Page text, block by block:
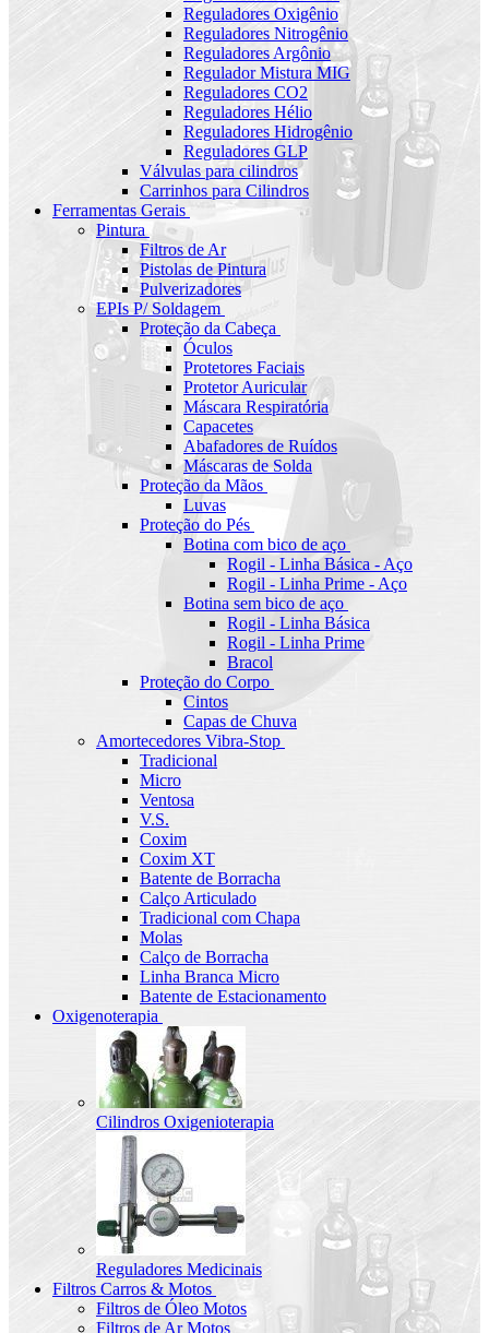
Reguladores Oxigênio
Reguladores Nitrogênio
Reguladores Argônio
Regulador Mistura MIG
Reguladores CO2
Reguladores Hélio
Reguladores Hidrogênio
Reguladores GLP
Válvulas para cilindros
Carrinhos para Cilindros
Ferramentas Gerais
Pintura
Filtros de Ar
Pistolas de Pintura
Pulverizadores
EPIs P/ Soldagem
Proteção da Cabeça
Óculos
Protetores Faciais
Protetor Auricular
Máscara Respiratória
Capacetes
Abafadores de Ruídos
Máscaras de Solda
Proteção da Mãos
Luvas
Proteção do Pés
Botina com bico de aço
Rogil - Linha Básica - Aço
Rogil - Linha Prime - Aço
Botina sem bico de aço
Rogil - Linha Básica
Rogil - Linha Prime
Bracol
Proteção do Corpo
Cintos
Capas de Chuva
Amortecedores Vibra-Stop
Tradicional
Micro
Ventosa
V.S.
Coxim
Coxim XT
Batente de Borracha
Calço Articulado
Tradicional com Chapa
Molas
Calço de Borracha
Linha Branca Micro
Batente de Estacionamento
Oxigenoterapia
Cilindros Oxigenioterapia
Reguladores Medicinais
Filtros Carros & Motos
Filtros de Óleo Motos
Filtros de Ar Motos